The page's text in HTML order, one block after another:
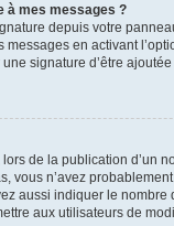
à mes messages ?
depuis votre
en activant
signature d’être
de la publication d’un
vous n’avez
aussi indiquer le
aux utilisateurs de